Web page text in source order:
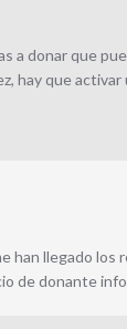
a donar que
hay que activar
han llegado los
de donante